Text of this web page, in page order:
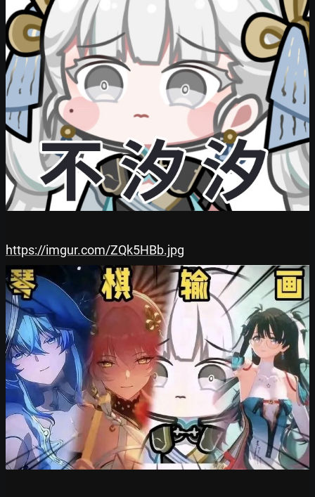
https://imgur.com/ZQk5HBb.jpg